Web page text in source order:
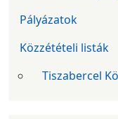
Pályázatok
Közzétételi listák
Tiszabercel